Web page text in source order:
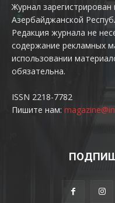
Журнал
Азербайджанской
Редакция журнала не
содержание рекламных
использовании
обязательна.
ISSN 2218-7782
Пишите нам: